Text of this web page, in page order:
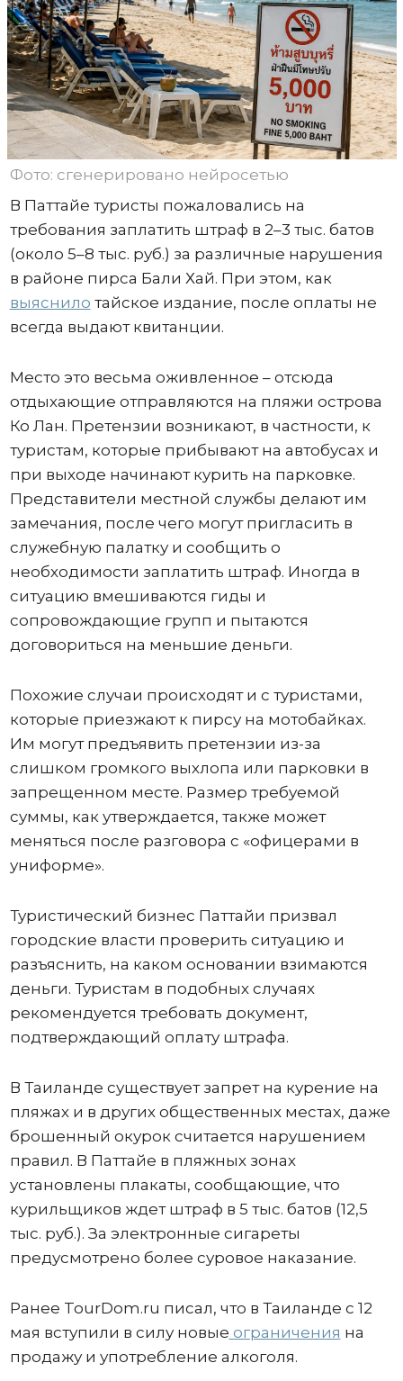
Фото: сгенерировано нейросетью
В Паттайе туристы пожаловались на
требования заплатить штраф в 2–3 тыс. батов
(около 5–8 тыс. руб.) за различные нарушения
в районе пирса Бали Хай. При этом, как
выяснило тайское издание, после оплаты не
всегда выдают квитанции.
Место это весьма оживленное – отсюда
отдыхающие отправляются на пляжи острова
Ко Лан. Претензии возникают, в частности, к
туристам, которые прибывают на автобусах и
при выходе начинают курить на парковке.
Представители местной службы делают им
замечания, после чего могут пригласить в
служебную палатку и сообщить о
необходимости заплатить штраф. Иногда в
ситуацию вмешиваются гиды и
сопровождающие групп и пытаются
договориться на меньшие деньги.
Похожие случаи происходят и с туристами,
которые приезжают к пирсу на мотобайках.
Им могут предъявить претензии из-за
слишком громкого выхлопа или парковки в
запрещенном месте. Размер требуемой
суммы, как утверждается, также может
меняться после разговора с «офицерами в
униформе».
Туристический бизнес Паттайи призвал
городские власти проверить ситуацию и
разъяснить, на каком основании взимаются
деньги. Туристам в подобных случаях
рекомендуется требовать документ,
подтверждающий оплату штрафа.
В Таиланде существует запрет на курение на
пляжах и в других общественных местах, даже
брошенный окурок считается нарушением
правил. В Паттайе в пляжных зонах
установлены плакаты, сообщающие, что
курильщиков ждет штраф в 5 тыс. батов (12,5
тыс. руб.). За электронные сигареты
предусмотрено более суровое наказание.
Ранее TourDom.ru писал, что в Таиланде с 12
мая вступили в силу новые ограничения на
продажу и употребление алкоголя.